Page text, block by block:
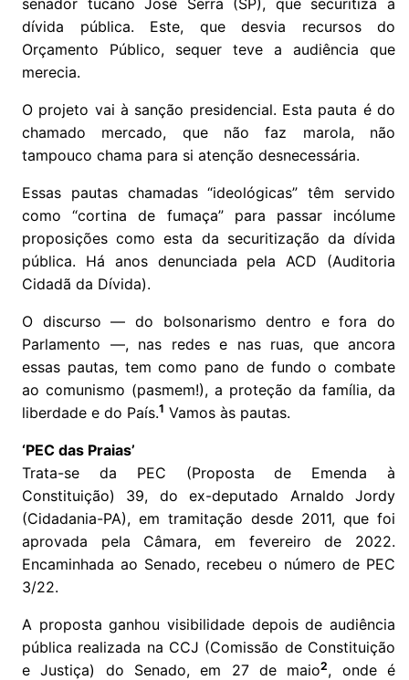
senador tucano José Serra (SP), que securitiza a
dívida pública. Este, que desvia recursos do
Orçamento Público, sequer teve a audiência que
merecia.
O projeto vai à sanção presidencial. Esta pauta é do
chamado mercado, que não faz marola, não
tampouco chama para si atenção desnecessária.
Essas pautas chamadas “ideológicas” têm servido
como “cortina de fumaça” para passar incólume
proposições como esta da securitização da dívida
pública. Há anos denunciada pela ACD (Auditoria
Cidadã da Dívida).
O discurso — do bolsonarismo dentro e fora do
Parlamento —, nas redes e nas ruas, que ancora
essas pautas, tem como pano de fundo o combate
ao comunismo (pasmem!), a proteção da família, da
liberdade e do País.1 Vamos às pautas.
‘PEC das Praias’
Trata-se da PEC (Proposta de Emenda à
Constituição) 39, do ex-deputado Arnaldo Jordy
(Cidadania-PA), em tramitação desde 2011, que foi
aprovada pela Câmara, em fevereiro de 2022.
Encaminhada ao Senado, recebeu o número de PEC
3/22.
A proposta ganhou visibilidade depois de audiência
pública realizada na CCJ (Comissão de Constituição
e Justiça) do Senado, em 27 de maio2, onde é